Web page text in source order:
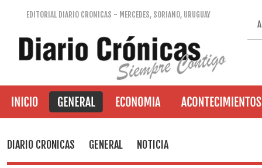
EDITORIAL DIARIO CRONICAS - MERCEDES, SORIANO, URUGUAY
DIARIO CRONICAS GENERAL NOTICIA